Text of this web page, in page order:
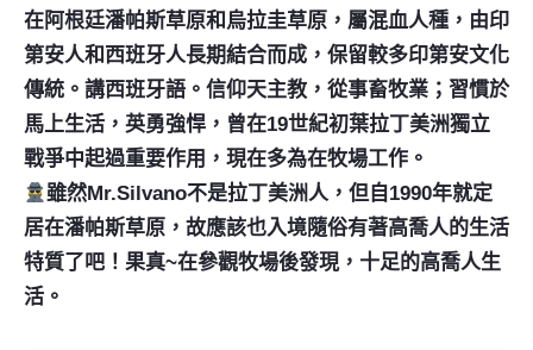
在阿根廷潘帕斯草原和烏拉圭草原，屬混血人種，由印
第安人和西班牙人長期結合而成，保留較多印第安文化
傳統。講西班牙語。信仰天主教，從事畜牧業；習慣於
馬上生活，英勇強悍，曾在19世紀初葉拉丁美洲獨立
戰爭中起過重要作用，現在多為在牧場工作。
雖然Mr.Silvano不是拉丁美洲人，但自1990年就定
居在潘帕斯草原，故應該也入境隨俗有著高喬人的生活
特質了吧！果真~在參觀牧場後發現，十足的高喬人生
活。